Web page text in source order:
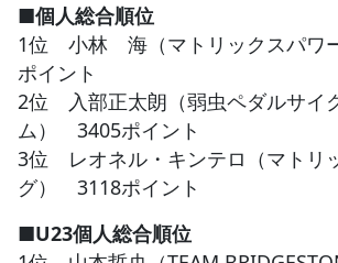
■個人総合順位
1位 小林 海（マトリックスパワ
ポイント
2位 入部正太朗（弱虫ペダルサイ
ム） 3405ポイント
3位 レオネル・キンテロ（マトリ
グ） 3118ポイント
■U23個人総合順位